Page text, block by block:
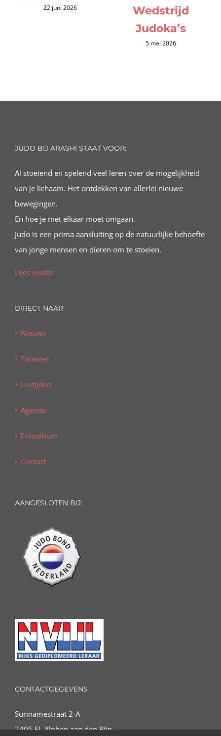
22 juni 2026
Wedstrijd
Judoka’s
5 mei 2026
JUDO BIJ ARASHI STAAT VOOR:
Al stoeiend en spelend veel leren over de mogelijkheid
van je lichaam. Het ontdekken van allerlei nieuwe
bewegingen.
En hoe je met elkaar moet omgaan.
Judo is een prima aansluiting op de natuurlijke behoefte
van jonge mensen en dieren om te stoeien.
Lees verder
DIRECT NAAR
Nieuws
Tarieven
Lestijden
Agenda
Fotoalbum
Contact
AANGESLOTEN BIJ:
CONTACTGEGEVENS
Surinamestraat 2-A
2405 EL Alphen aan den Rijn